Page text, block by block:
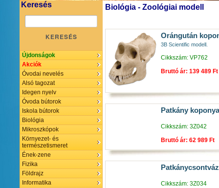
Keresés
KERESÉS
Újdonságok
Akciók
Óvodai nevelés
Alsó tagozat
Idegen nyelv
Óvoda bútorok
Iskola bútorok
Biológia
Mikroszkópok
Környezet- és
természetismeret
Ének-zene
Fizika
Földrajz
Informatika
Biológia - Zoológiai modell
Orángután
3B Scientific modell.
Cikkszám: VP762
Bruttó ár: 139 489 Ft
Patkány koponya
Cikkszám: 3Z042
Bruttó ár: 62 989 Ft
Patkánycsontváz
Cikkszám: 3Z034